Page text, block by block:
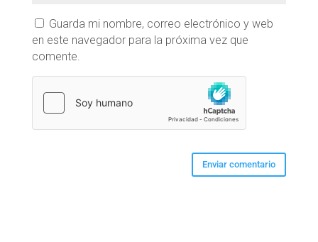
Guarda mi nombre, correo electrónico y web
en este navegador para la próxima vez que
comente.